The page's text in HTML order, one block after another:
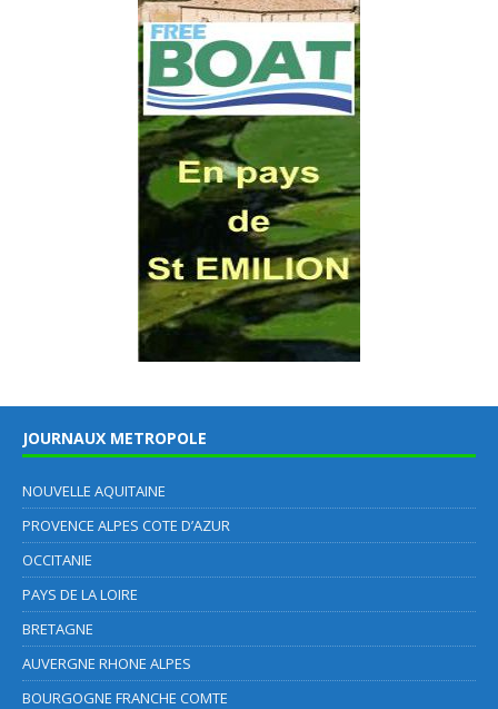
JOURNAUX METROPOLE
NOUVELLE AQUITAINE
PROVENCE ALPES COTE D’AZUR
OCCITANIE
PAYS DE LA LOIRE
BRETAGNE
AUVERGNE RHONE ALPES
BOURGOGNE FRANCHE COMTE